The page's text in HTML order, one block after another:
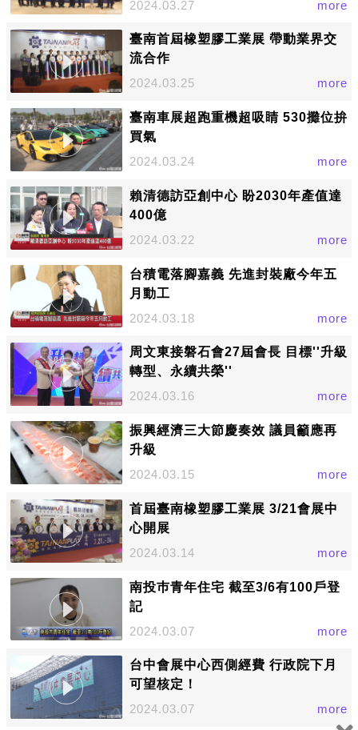
2024.03.27
more
臺南首屆橡塑膠工業展 帶動業界交
流合作
2024.03.25
more
臺南車展超跑重機超吸睛 530攤位拚
買氣
2024.03.24
more
賴清德訪亞創中心 盼2030年產值達
400億
2024.03.22
more
台積電落腳嘉義 先進封裝廠今年五
月動工
2024.03.18
more
周文東接磐石會27屆會長 目標''升級
轉型、永續共榮''
2024.03.16
more
振興經濟三大節慶奏效 議員籲應再
升級
2024.03.15
more
首屆臺南橡塑膠工業展 3/21會展中
心開展
2024.03.14
more
南投巿青年住宅 截至3/6有100戶登
記
2024.03.07
more
台中會展中心西側經費 行政院下月
可望核定！
2024.03.07
more